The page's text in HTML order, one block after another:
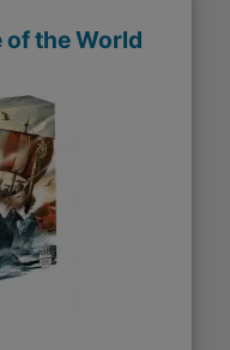
of the World